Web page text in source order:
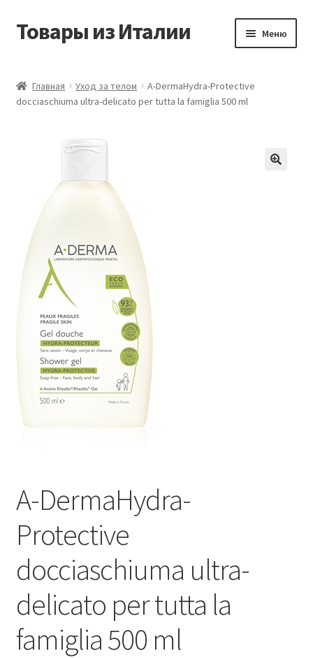
Перейти
Перейти
Товары из Италии Меню
Виды доставки
Магазин
Мой аккаунт
Оставить отзыв
Оформление заказа
Скидки
Сотрудничество
Главная Уход за телом
A-DermaHydra-Protective
docciaschiuma ultra-delicato per tutta la famiglia 500 ml
A-DermaHydra-
Protective
docciaschiuma ultra-
delicato per tutta la
famiglia 500 ml